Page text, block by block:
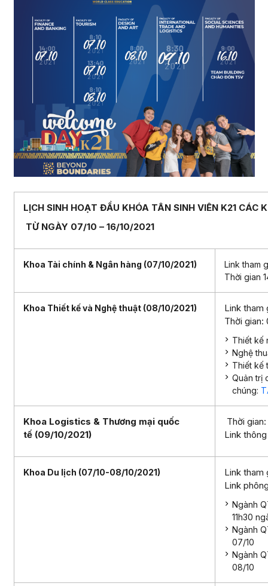
LỊCH SINH HOẠT ĐẦU KHÓA TÂN SINH VIÊN K21 CÁC
TỪ NGÀY 07/10 – 16/10/2021
Khoa Tài chính & Ngân hàng (07/10/2021)
Link tham
Thời gian
Khoa Thiết kế và Nghệ thuật (08/10/2021)
Link tham
Thời gian:
Thiết kế
Nghệ
Thiết kế
Quản trị
chúng:
Khoa Logistics & Thương mại quốc
tế (09/10/2021)
Thời
Link
Khoa Du lịch (07/10-08/10/2021)
Link tham
Link
Ngành
11h30
Ngành
07/10
Ngành
08/10